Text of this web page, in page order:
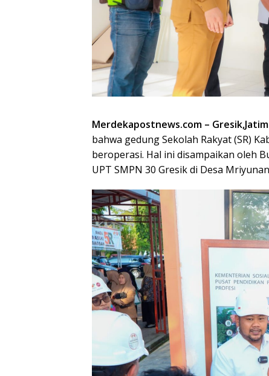
Merdekapostnews.com –
bahwa gedung Sekolah Rakyat (SR)
beroperasi. Hal ini disampaikan oleh
UPT SMPN 30 Gresik di Desa